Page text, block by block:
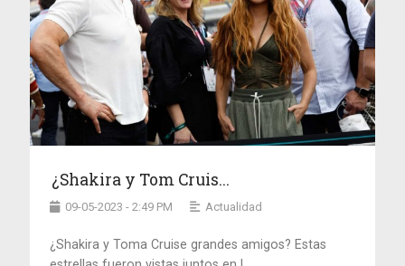
¿Shakira y Tom Cruis...
09-05-2023 - 2:49 PM Actualidad
¿Shakira y Toma Cruise grandes amigos? Estas